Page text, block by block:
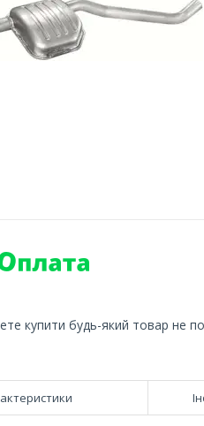
купити будь-який товар не